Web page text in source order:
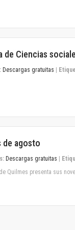
de Ciencias
Descargas gratuitas
de agosto
Descargas gratuitas
Quilmes presenta sus